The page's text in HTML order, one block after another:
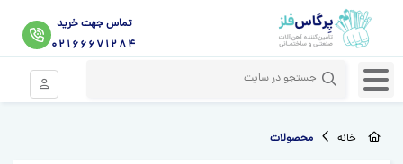
02166671284
تماس جهت خرید
خانه محصولات